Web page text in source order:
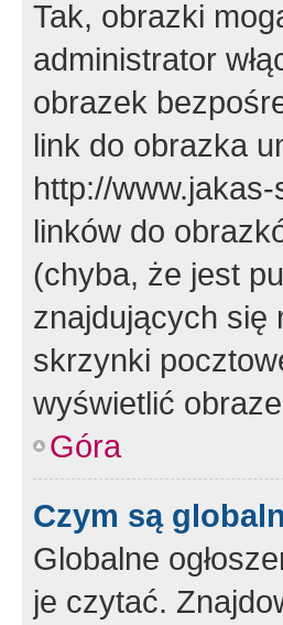
Tak, obrazki
administrator
obrazek
link do obrazka
http://
linków do
(chyba, że jest
znajdujących się
skrzynki
wyświetlić
Góra
Czym są
Globalne
je czytać.